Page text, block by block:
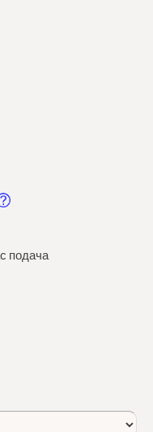
подача